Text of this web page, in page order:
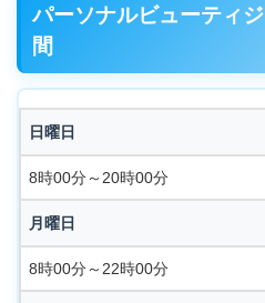
パーソナルビューティ
間
日曜日
8時00分～20時00分
月曜日
8時00分～22時00分